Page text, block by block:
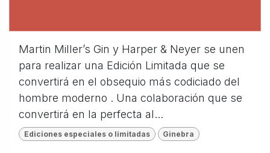
Martin Miller’s Gin y Harper & Neyer se unen
para realizar una Edición Limitada que se
convertirá en el obsequio más codiciado del
hombre moderno . Una colaboración que se
convertirá en la perfecta al...
Ediciones especiales o limitadas Ginebra